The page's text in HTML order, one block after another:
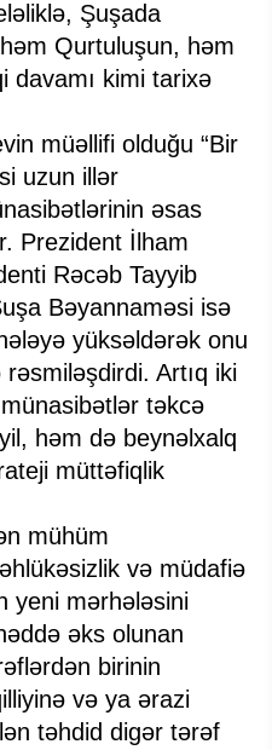
Şuşada
Qurtuluşun, həm
davamı kimi tarixə
müəllifi olduğu “Bir
uzun illər
əsas
Prezident İlham
Rəcəb Tayyib
Bəyannaməsi isə
yüksəldərək onu
Artıq iki
təkcə
həm də beynəlxalq
müttəfiqlik
mühüm
və müdafiə
yeni mərhələsini
əks olunan
birinin
və ya ərazi
təhdid digər tərəf